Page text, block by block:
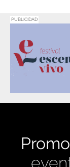
PUBLICIDAD